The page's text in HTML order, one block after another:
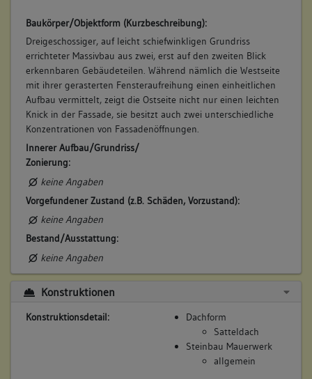
Baukörper/Objektform (Kurzbeschreibung):
Dreigeschossiger, auf leicht schiefwinkligen Grundriss
errichteter Massivbau aus zwei, erst auf den zweiten Blick
erkennbaren Gebäudeteilen. Während nämlich die Westseite
mit ihrer gerasterten Fensteraufreihung einen einheitlichen
Aufbau vermittelt, zeigt die Ostseite nicht nur einen leichten
Knick in der Fassade, sie besitzt auch zwei unterschiedliche
Konzentrationen von Fassadenöffnungen.
Innerer Aufbau/Grundriss/
Zonierung:
keine Angaben
Vorgefundener Zustand (z.B. Schäden, Vorzustand):
keine Angaben
Bestand/Ausstattung:
keine Angaben
Konstruktionen
Konstruktionsdetail:
Dachform
Satteldach
Steinbau Mauerwerk
allgemein